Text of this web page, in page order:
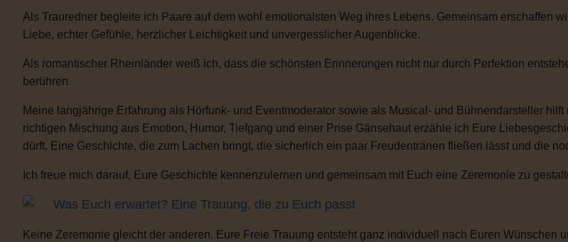
Als Trauredner begleite ich Paare auf dem wohl emotionalsten Weg ihres Lebens. Gemeinsam erschaffen
Liebe, echter Gefühle, herzlicher Leichtigkeit und unvergesslicher Augenblicke.
Als romantischer Rheinländer weiß ich, dass die schönsten Erinnerungen nicht nur durch Perfektion
berühren.
Meine langjährige Erfahrung als Hörfunk- und Eventmoderator sowie als Musical- und Bühnendarsteller
richtigen Mischung aus Emotion, Humor, Tiefgang und einer Prise Gänsehaut erzähle ich Eure
dürft. Eine Geschichte, die zum Lachen bringt, die sicherlich ein paar Freudentränen fließen lässt und die
Ich freue mich darauf, Eure Geschichte kennenzulernen und gemeinsam mit Euch eine Zeremonie zu
Was Euch erwartet? Eine Trauung, die zu Euch passt
Keine Zeremonie gleicht der anderen. Eure Freie Trauung entsteht ganz individuell nach Euren Wünschen